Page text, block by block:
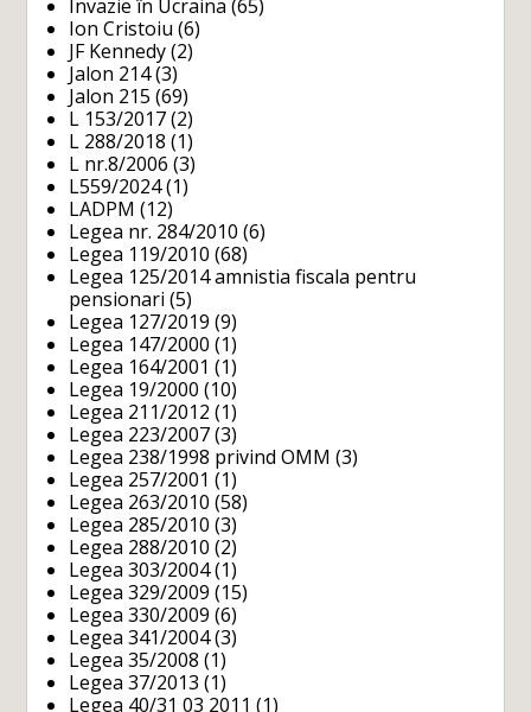
Invazie în Ucraina (65)
Ion Cristoiu (6)
JF Kennedy (2)
Jalon 214(3)
Jalon 215 (69)
L 153/2017 (2)
L 288/2018 (1)
L nr.8/2006 (3)
L559/2024(1)
LADPM (12)
Legea nr. 284/2010 (6)
Legea 119/2010 (68)
Legea 125/2014 amnistia fiscala pentru
pensionari (5)
Legea 127/2019 (9)
Legea 147/2000 (1)
Legea 164/2001 (1)
Legea 19/2000 (10)
Legea 211/2012 (1)
Legea 223/2007 (3)
Legea 238/1998 privind OMM (3)
Legea 257/2001 (1)
Legea 263/2010 (58)
Legea 285/2010 (3)
Legea 288/2010 (2)
Legea 303/2004(1)
Legea 329/2009 (15)
Legea 330/2009 (6)
Legea 341/2004(3)
Legea 35/2008 (1)
Legea 37/2013 (1)
Legea 40/31 03 2011 (1)